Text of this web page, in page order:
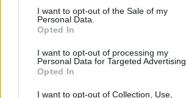
consent section.
I want to opt-out of the Sale of my
Personal Data.
Opted In
I want to opt-out of processing my
Personal Data for Targeted Advertising.
Opted In
I want to opt-out of Collection, Use,